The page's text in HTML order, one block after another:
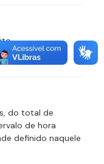
do total de
de hora
definido naquele